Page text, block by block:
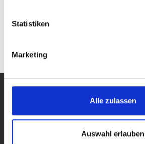
Statistiken
Marketing
Alle zulassen
Auswahl erlauben
Labor-, Leistungs- und Arbiträr-Netzgeräte
Breitband- und 4-Quadranten-Verstärker